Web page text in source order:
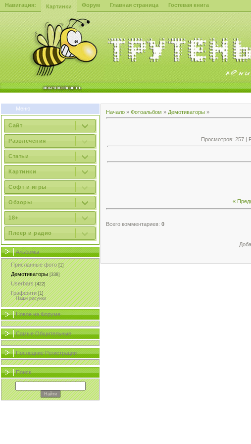
Навигация: Картинки Форум Главная страница Гостевая книга
Меню
Сайт
Развлечения
Статьи
Картинки
Софт и игры
Обзоры
18+
Плеер и радио
Альбомы
Присланные фото [1]
Демотиваторы [338]
Userbars [422]
Граффити [1]
Наши рисунки
Новое на Форуме
Самые Общительные
Последние Регистрации
Поиск
Начало » Фотоальбом » Демотиваторы »
Просмотров: 257 |
«
Всего комментариев: 0